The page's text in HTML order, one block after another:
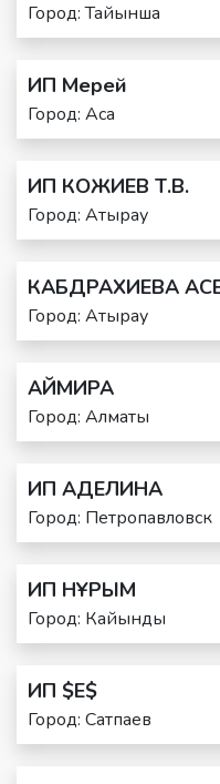
Город: Тайынша
ИП Мерей
Город: Аса
ИП КОЖИЕВ Т.В.
Город: Атырау
КАБДРАХИЕВА
Город: Атырау
АЙМИРА
Город: Алматы
ИП АДЕЛИНА
Город: Петропавловск
ИП НҰРЫМ
Город: Кайынды
ИП $E$
Город: Сатпаев